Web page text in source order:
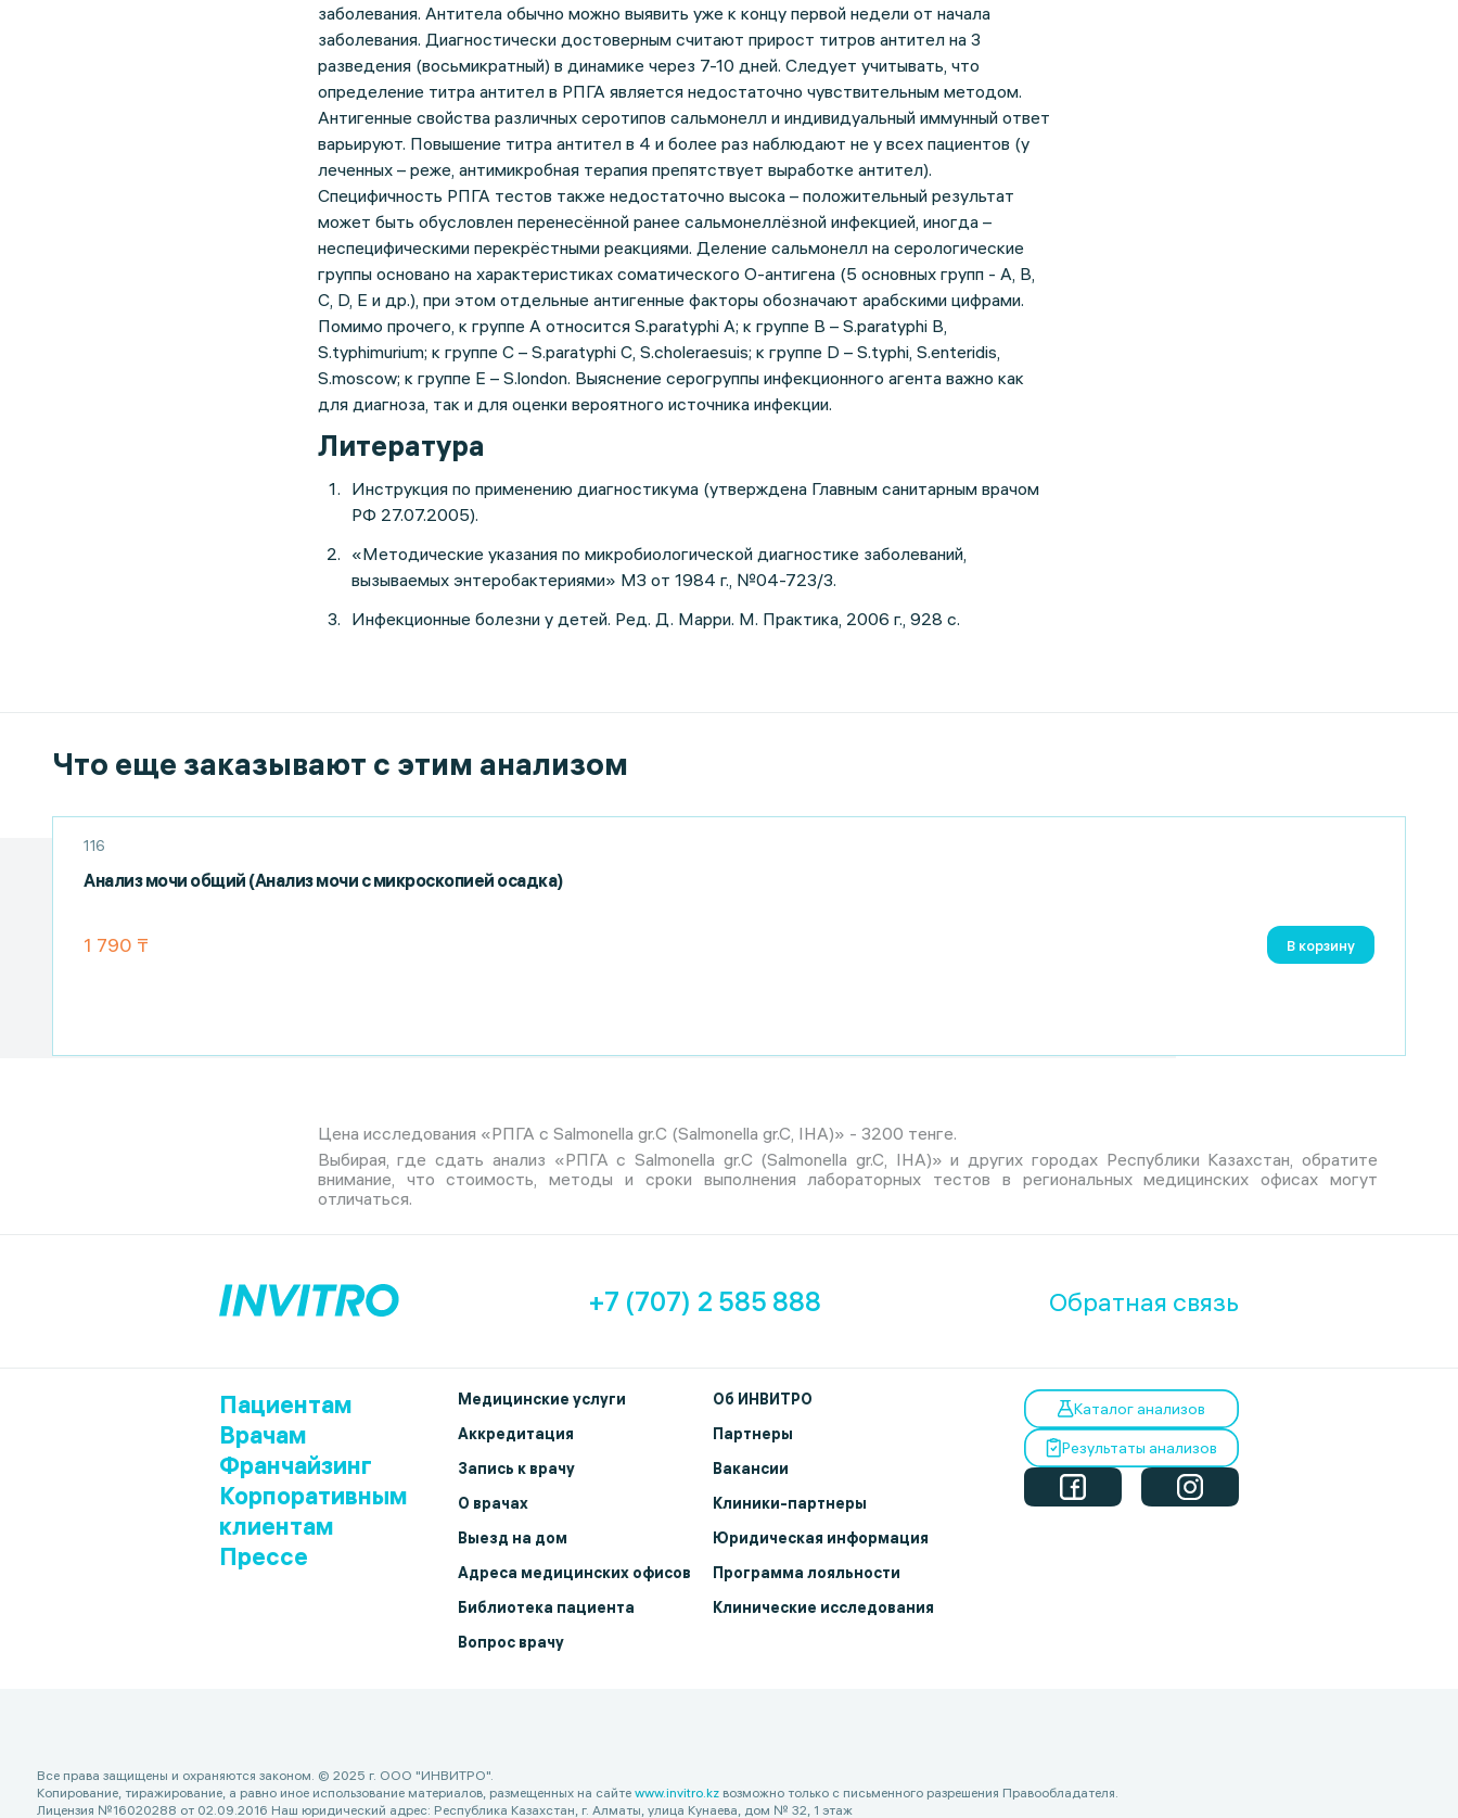
заболевания. Антитела обычно можно выявить уже к концу первой недели от начала
заболевания. Диагностически достоверным считают прирост титров антител на 3
разведения (восьмикратный) в динамике через 7-10 дней. Следует учитывать, что
определение титра антител в РПГА является недостаточно чувствительным методом.
Антигенные свойства различных серотипов сальмонелл и индивидуальный иммунный ответ
варьируют. Повышение титра антител в 4 и более раз наблюдают не у всех пациентов (у
леченных – реже, антимикробная терапия препятствует выработке антител).
Специфичность РПГА тестов также недостаточно высока – положительный результат
может быть обусловлен перенесённой ранее сальмонеллёзной инфекцией, иногда –
неспецифическими перекрёстными реакциями. Деление сальмонелл на серологические
группы основано на характеристиках соматического O-антигена (5 основных групп - A, B,
C, D, E и др.), при этом отдельные антигенные факторы обозначают арабскими цифрами.
Помимо прочего, к группе A относится S.paratyphi A; к группе B – S.paratyphi B,
S.typhimurium; к группе C – S.paratyphi C, S.choleraesuis; к группе D – S.typhi, S.enteridis,
S.moscow; к группе E – S.london. Выяснение серогруппы инфекционного агента важно как
для диагноза, так и для оценки вероятного источника инфекции.
Литература
Инструкция по применению диагностикума (утверждена Главным санитарным врачом
РФ 27.07.2005).
«Методические указания по микробиологической диагностике заболеваний,
вызываемых энтеробактериями» МЗ от 1984 г., №04-723/3.
Инфекционные болезни у детей. Ред. Д. Марри. М. Практика, 2006 г., 928 с.
Что еще заказывают с этим анализом
116
Анализ мочи общий (Анализ мочи с микроскопией осадка)
1 790 ₸ В корзину
Цена исследования «РПГА с Salmonella gr.С (Salmonella gr.C, IHA)» - 3200 тенге.
Выбирая, где сдать анализ «РПГА с Salmonella gr.С (Salmonella gr.C, IHA)» и других городах Республики Казахстан, обратите
внимание, что стоимость, методы и сроки выполнения лабораторных тестов в региональных медицинских офисах могут
отличаться.
+7 (707) 2 585 888 Обратная связь
Пациентам
Врачам
Франчайзинг
Корпоративным
клиентам
Прессе
Медицинские услуги
Аккредитация
Запись к врачу
О врачах
Выезд на дом
Адреса медицинских офисов
Библиотека пациента
Вопрос врачу
Об ИНВИТРО
Партнеры
Вакансии
Клиники-партнеры
Юридическая информация
Программа лояльности
Клинические исследования
Каталог анализов
Результаты анализов
Все права защищены и охраняются законом. © 2025 г. ООО "ИНВИТРО".
Копирование, тиражирование, а равно иное использование материалов, размещенных на сайте www.invitro.kz возможно только с письменного разрешения Правообладателя.
Лицензия №16020288 от 02.09.2016 Наш юридический адрес: Республика Казахстан, г. Алматы, улица Кунаева, дом № 32, 1 этаж